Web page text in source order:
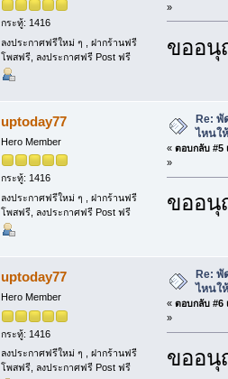
กระทู้: 1416
ลงประกาศฟรีใหม่ ๆ , ฝากร้านฟรี
โพสฟรี, ลงประกาศฟรี Post ฟรี
»
ขออนุ
uptoday77
Hero Member
กระทู้: 1416
ลงประกาศฟรีใหม่ ๆ , ฝากร้านฟรี
โพสฟรี, ลงประกาศฟรี Post ฟรี
Re: พั
ไหนใ
« ตอบกลับ #5
»
ขออนุ
uptoday77
Hero Member
กระทู้: 1416
ลงประกาศฟรีใหม่ ๆ , ฝากร้านฟรี
โพสฟรี, ลงประกาศฟรี Post ฟรี
Re: พั
ไหนใ
« ตอบกลับ #6
»
ขออนุ